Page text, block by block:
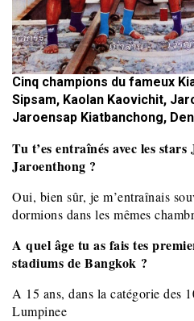
Cinq champions du fameux
Sipsam, Kaolan Kaovichit,
Jaroensap Kiatbanchong,
Tu t’es entraînés avec les
Jaroenthong ?
Oui, bien sûr, je m’entraînais
dormions dans les mêmes
A quel âge tu as fais tes
stadiums de Bangkok ?
A 15 ans, dans la catégorie des
Lumpinee